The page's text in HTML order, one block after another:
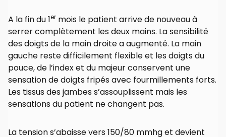
A la fin du 1er mois le patient arrive de nouveau à
serrer complètement les deux mains. La sensibilité
des doigts de la main droite a augmenté. La main
gauche reste difficilement flexible et les doigts du
pouce, de l’index et du majeur conservent une
sensation de doigts fripés avec fourmillements forts.
Les tissus des jambes s’assouplissent mais les
sensations du patient ne changent pas.
La tension s’abaisse vers 150/80 mmhg et devient